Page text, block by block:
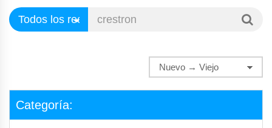
Categoría: